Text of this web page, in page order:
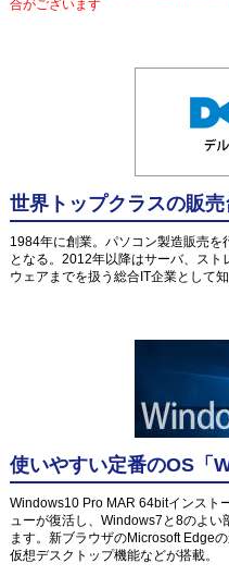
合がございます
世界トップクラスの販
1984年に創業。パソコン製造販売
となる。2012年以降はサーバ、スト
ウェアまでを扱う総合IT企業として知
使いやすい定番のOS「
Windows10 Pro MAR 64bitインスト
ューが復活し、Windows7と8のよ
ます。新ブラウザのMicrosoft Edge
仮想デスクトップ機能などが搭載。